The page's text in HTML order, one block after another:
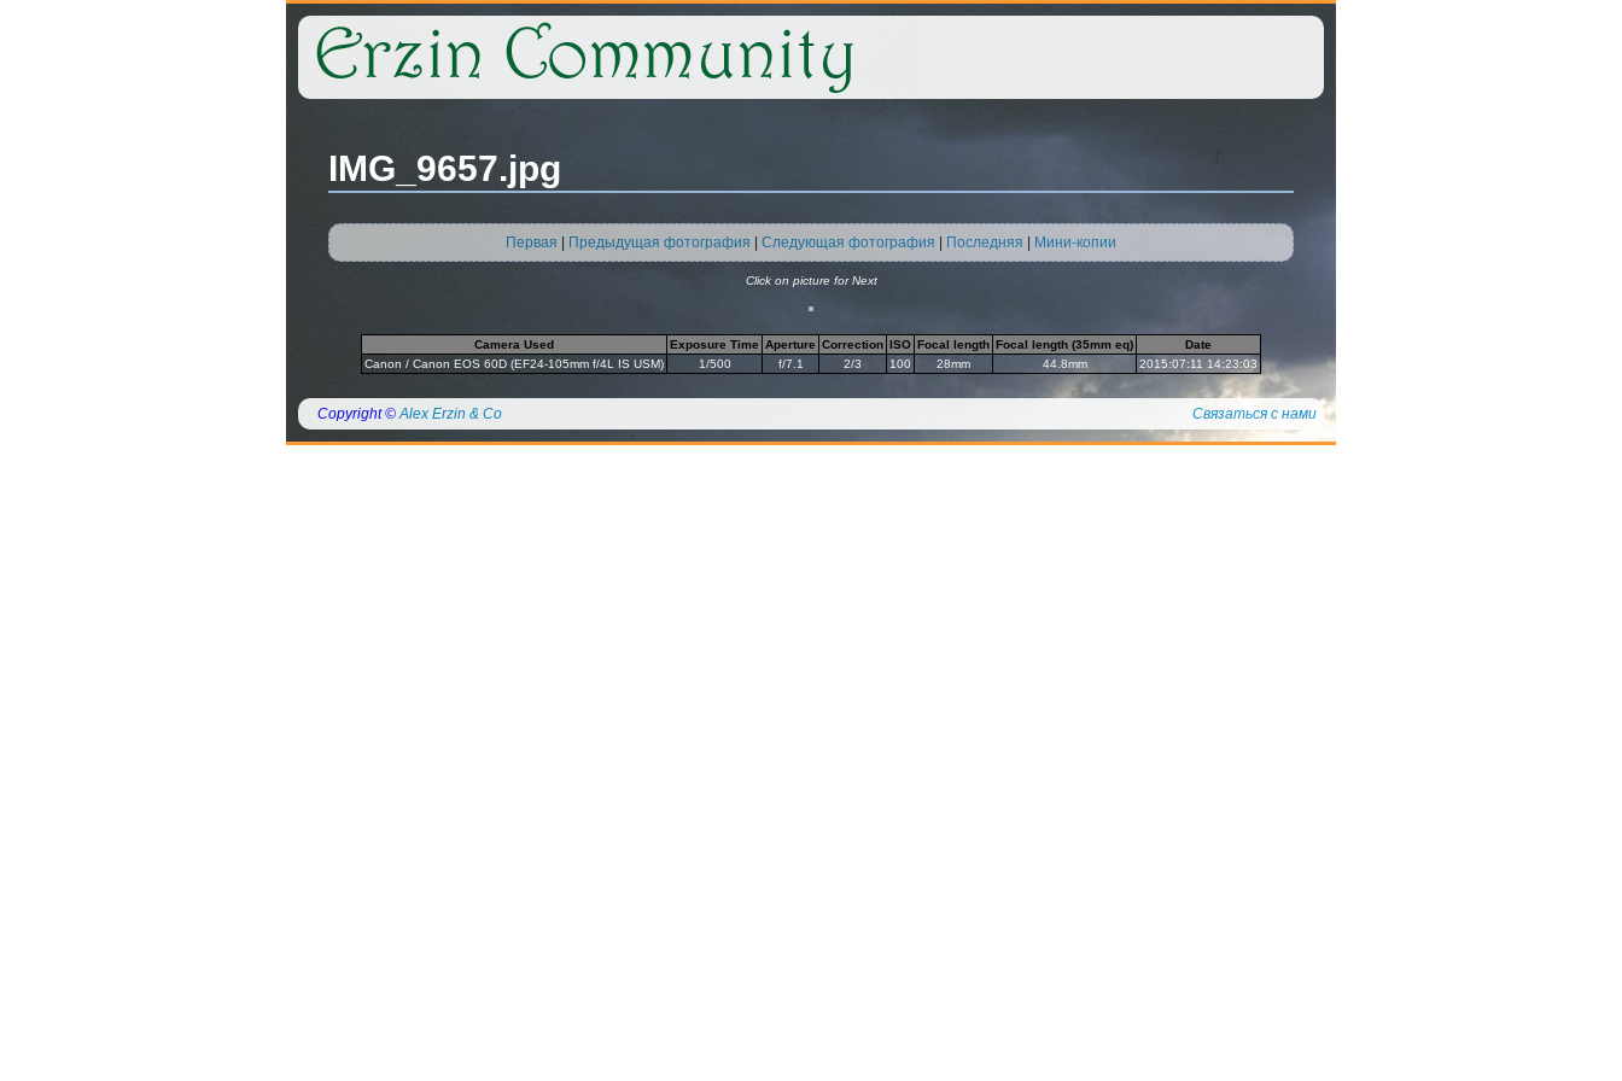
IMG_9657.jpg
Первая Предыдущая фотография Следующая фотография Последняя Мини-копии
Click on picture for Next
Camera Used Exposure Time Aperture Correction ISO Focal length Focal length (35mm eq)
Date
Canon / Canon EOS 60D (EF24-105mm f/4L IS USM)
1/500 f/7.1 2/3 100 28mm 44.8mm 2015:07:11 14:23:03
Copyright ©Alex Erzin & Co Связаться с нами